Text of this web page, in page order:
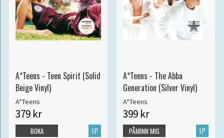
A*Teens - Teen Spirit (Solid
Beige Vinyl)
A*Teens
379 kr
LP
BOKA
A*Teens - The Abba
Generation (Silver Vinyl)
A*Teens
399 kr
LP
PÅMINN MIG